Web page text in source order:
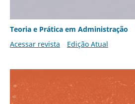
Teoria e Prática em Administração
Acessar revista
Edição Atual